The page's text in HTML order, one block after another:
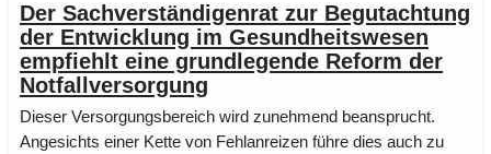
Der Sachverständigenrat zur Begutachtung
der Entwicklung im Gesundheitswesen
empfiehlt eine grundlegende Reform der
Notfallversorgung
Dieser Versorgungsbereich wird zunehmend beansprucht.
Angesichts einer Kette von Fehlanreizen führe dies auch zu